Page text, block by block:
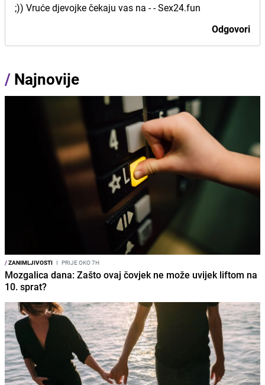
;)) V ru ć e dj e vo j ke če ka j u v as n a - - S e x 2 4 . f u n
Odgovori
/ Najnovije
/ZANIMLJIVOSTI I PRIJE OKO 7H
Mozgalica dana: Zašto ovaj čovjek ne može uvijek liftom na
10. sprat?